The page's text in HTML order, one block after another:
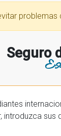
Seguro
incluye estudiantes